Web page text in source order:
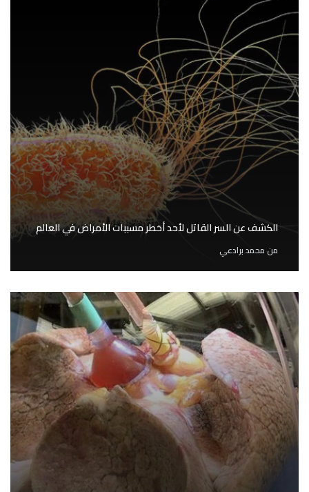
الكشف عن السر القاتل لأحد أخطر مسببات الأمراض في العالم
من محمد برادعي